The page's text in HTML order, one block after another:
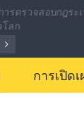
รตรวจสอบกฎระ
โลก
การเปิด